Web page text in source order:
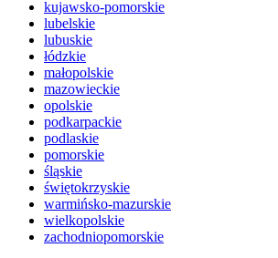
kujawsko-pomorskie
lubelskie
lubuskie
łódzkie
małopolskie
mazowieckie
opolskie
podkarpackie
podlaskie
pomorskie
śląskie
świętokrzyskie
warmińsko-mazurskie
wielkopolskie
zachodniopomorskie